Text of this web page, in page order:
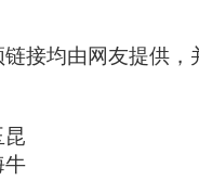
接均由网友提供，
昆
牛